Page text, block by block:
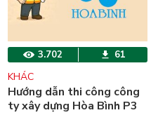
3.702 61
KHÁC
Hướng dẫn thi công công
ty xây dựng Hòa Bình P3